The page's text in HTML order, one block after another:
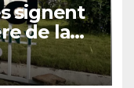
signent
de la